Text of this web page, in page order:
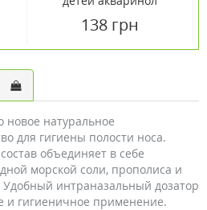
70 мл
138 грн
новое натуральное
для гигиены полости носа.
объединяет в себе
морской соли, прополиса и
интраназальный дозатор
и гигиеничное применение.